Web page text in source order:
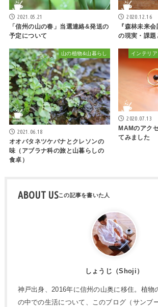
2021.05.21
「信州の山の春」当選連絡&発送の
予定について
2020.12.16
『森林未来
の現実・課題
山の植物&山暮らし
2021.06.18
オオバタネツケバナとクレソンの
味（アブラナ科の旅と山暮らしの
食卓）
2020.07.13
MAMのアク
てみました
ABOUT US
しょうじ（Shoji）
神戸出身、2016年に信州の山奥に移住。植物
の中での生活について、このブログ（サンブ